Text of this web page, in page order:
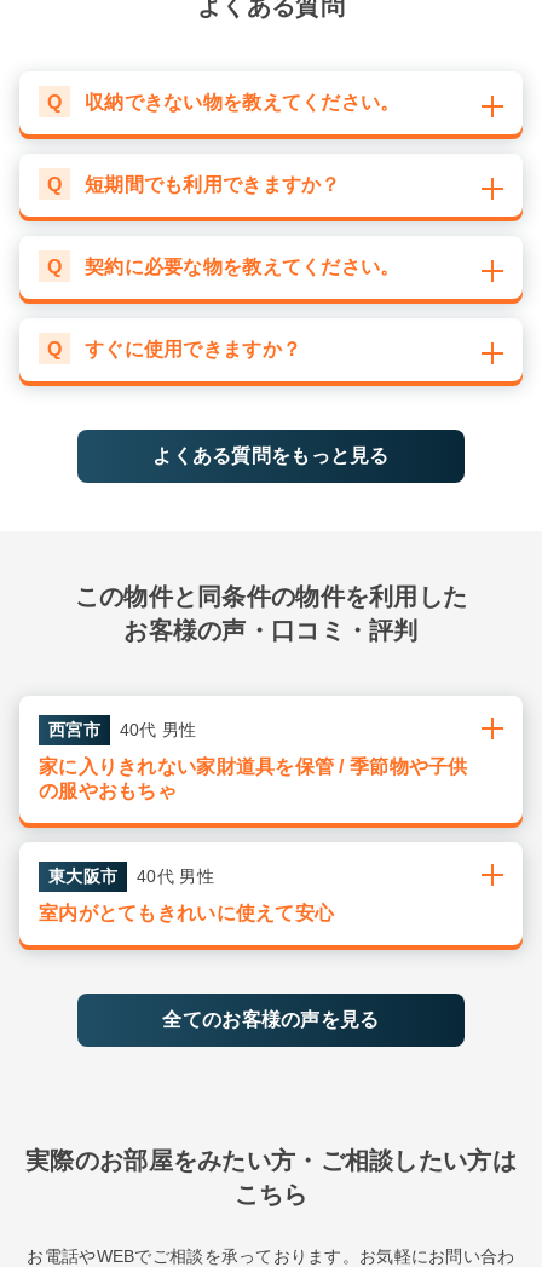
よくある質問
Q 収納できない物を教えてください。
Q 短期間でも利用できますか？
Q 契約に必要な物を教えてください。
Q すぐに使用できますか？
よくある質問をもっと見る
この物件と同条件の物件を利用した
お客様の声・口コミ・評判
西宮市 40代 男性
家に入りきれない家財道具を保管 / 季節物や子供
の服やおもちゃ
東大阪市 40代 男性
室内がとてもきれいに使えて安心
全てのお客様の声を見る
実際のお部屋をみたい方・ご相談したい方は
こちら
お電話やWEBでご相談を承っております。お気軽にお問い合わ